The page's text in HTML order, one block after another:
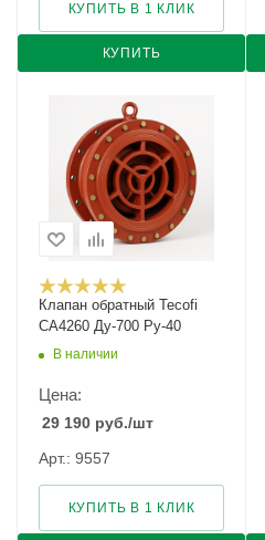
КУПИТЬ
КУПИТЬ В 1 КЛИК
Клапан обратный Tecofi
CA4260 Ду-700 Ру-40
В наличии
Цена:
29 190 руб./шт
Арт.: 9557
КУПИТЬ В 1 КЛИК